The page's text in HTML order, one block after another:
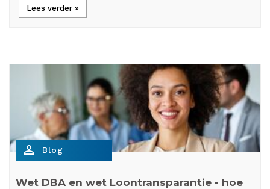
Lees verder »
person_outline Blog
Wet DBA en wet Loontransparantie - hoe